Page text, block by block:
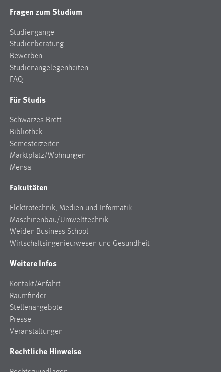
Fragen zum Studium
Studiengänge
Studienberatung
Bewerben
Studienangelegenheiten
FAQ
Für Studis
Schwarzes Brett
Bibliothek
Semesterzeiten
Marktplatz/Wohnungen
Mensa
Fakultäten
Elektrotechnik, Medien und Informatik
Maschinenbau/Umwelttechnik
Weiden Business School
Wirtschaftsingenieurwesen und Gesundheit
Weitere Infos
Kontakt/Anfahrt
Raumfinder
Stellenangebote
Presse
Veranstaltungen
Rechtliche Hinweise